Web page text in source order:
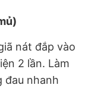
nát đắp vào
2 lần. Làm
đau nhanh